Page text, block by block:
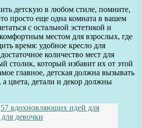
детскую в любом стиле, помните,
просто еще одна комната в вашем
с остальной эстетикой и
местом для взрослых, где
время: удобное кресло для
количество мест для
столик, который избавит их от этой
главное, детская должна вызывать
цвета, детали и декор должны
57 вдохновляющих идей для
девочки